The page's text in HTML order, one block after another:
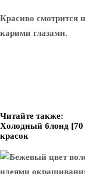
Красиво смотрится
карими глазами.
Читайте также:
Холодный блонд [70
красок